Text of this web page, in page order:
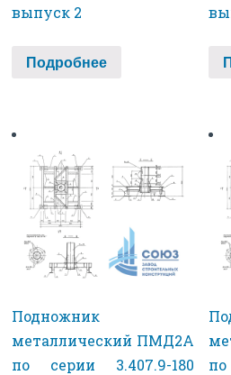
выпуск 2
Подробнее
Подножник
металлический ПМД2А
по серии 3.407.9-180